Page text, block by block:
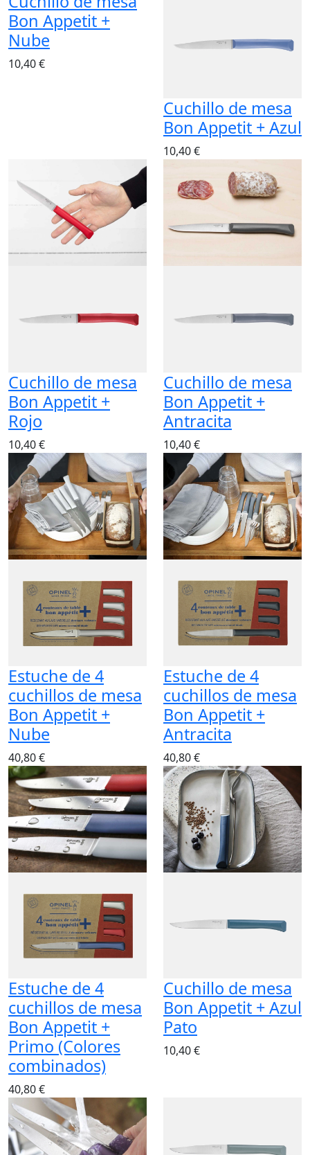
Bon Appetit +
Nube
10,40 €
Cuchillo de mesa
Bon Appetit + Azul
10,40 €
Cuchillo de mesa
Bon Appetit +
Rojo
10,40 €
Cuchillo de mesa
Bon Appetit +
Antracita
10,40 €
Estuche de 4
cuchillos de mesa
Bon Appetit +
Nube
40,80 €
Estuche de 4
cuchillos de mesa
Bon Appetit +
Antracita
40,80 €
Estuche de 4
cuchillos de mesa
Bon Appetit +
Primo (Colores
combinados)
40,80 €
Cuchillo de mesa
Bon Appetit + Azul
Pato
10,40 €